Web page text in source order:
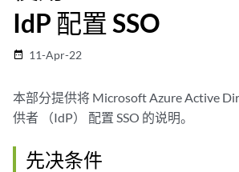
IdP 配置 SSO
date_range 11-Apr-22
本部分提供将 Microsoft Azure Active
供者 （IdP） 配置 SSO 的说明。
先决条件